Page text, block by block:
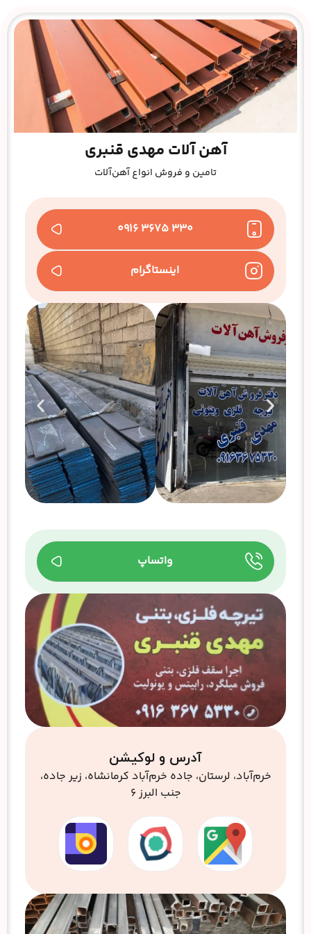
آهن آلات مهدی قنبری
تامین و فروش انواع آهن‌آلات
۳۳۰ ۳۶۷۵ ۰۹۱۶
اینستاگرام
واتساپ
آدرس و لوکیشن
خرم‌آباد، لرستان، جاده خرم‌آباد کرمانشاه، زیر جاده،
جنب البرز ۶